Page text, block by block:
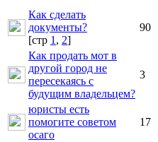
Как сделать
документы?
[cтр 1, 2]
90
Как продать мот в
другой город не
пересекаясь с
будущим владельцем?
3
юристы есть
помогите советом
осаго
17